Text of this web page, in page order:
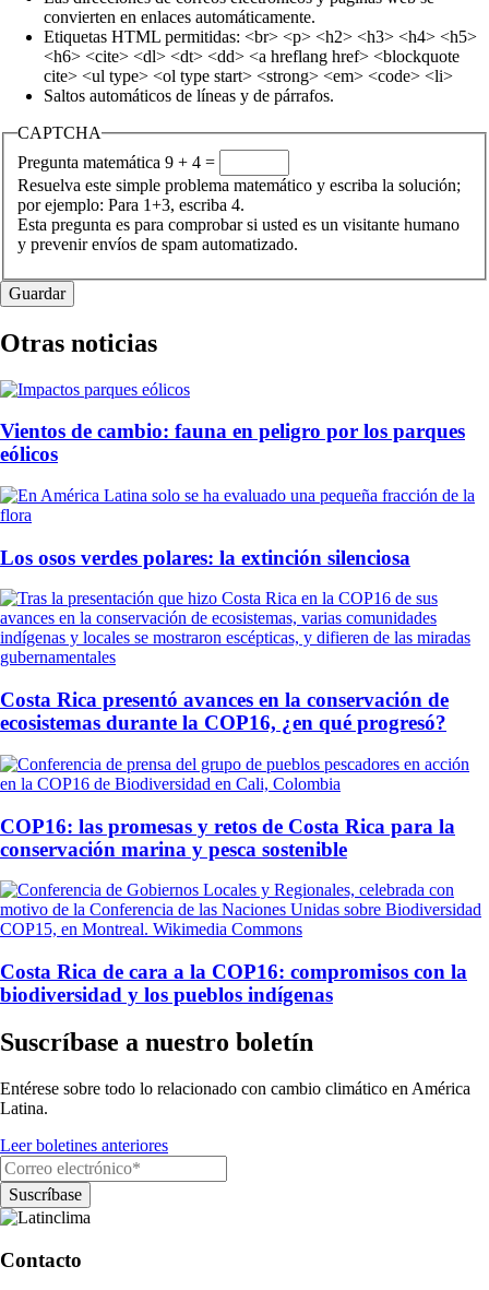
convierten en enlaces automáticamente.
Etiquetas HTML permitidas: <br> <p> <h2> <h3> <h4> <h5>
<h6> <cite> <dl> <dt> <dd> <a hreflang href> <blockquote
cite> <ul type> <ol type start> <strong> <em> <code> <li>
Saltos automáticos de líneas y de párrafos.
CAPTCHA
Pregunta matemática 9 + 4 =
Resuelva este simple problema matemático y escriba la solución;
por ejemplo: Para 1+3, escriba 4.
Esta pregunta es para comprobar si usted es un visitante humano
y prevenir envíos de spam automatizado.
Otras noticias
Vientos de cambio: fauna en peligro por los parques
eólicos
Los osos verdes polares: la extinción silenciosa
Costa Rica presentó avances en la conservación de
ecosistemas durante la COP16, ¿en qué progresó?
COP16: las promesas y retos de Costa Rica para la
conservación marina y pesca sostenible
Costa Rica de cara a la COP16: compromisos con la
biodiversidad y los pueblos indígenas
Suscríbase a nuestro boletín
Entérese sobre todo lo relacionado con cambio climático en América
Latina.
Leer boletines anteriores
Contacto